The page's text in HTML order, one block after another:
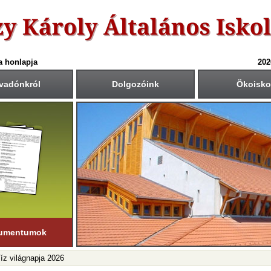
honlapja
Dolgozóink
nap:
1. (hétfő)
tanítási nap:
19. (péntek)
napok száma:
nap
félév
23-igtart.
Csengetési rend
1.: 755- 840
2.: 900 - 9 45
3.: 9 55- 10 40
4.: 1050 35
5.: 11 45- 12 30
6.: 1240 - 13
7.: 1345 - 1430
8.: 1435- 1520
9.: 15 20- 1605
Krétában kiértesített
világnapja 2026